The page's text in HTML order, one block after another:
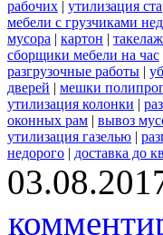
рабочих | утилизация
мебели с грузчиками
мусора | картон | такелаж
сборщики мебели на час
разгрузочные работы |
дверей | мешки
утилизация колонки |
оконных рам | вывоз
утилизация газелью |
недорого | доставка до